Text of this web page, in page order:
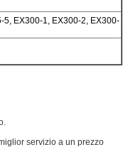
5, EX300-1, EX300-2, EX300-
servizio a un prezzo